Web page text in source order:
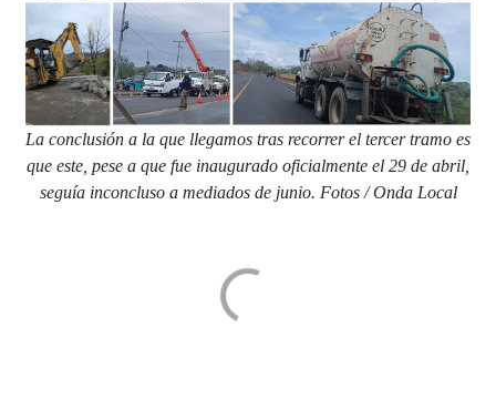
La conclusión a la que llegamos tras recorrer el tercer tramo es
que este, pese a que fue inaugurado oficialmente el 29 de abril,
seguía inconcluso a mediados de junio. Fotos / Onda Local